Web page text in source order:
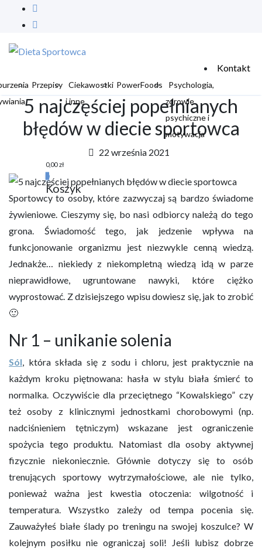
Przepisy Ciekawostki
i inne
PowerFoods
Psychologia,
zdrowie
psychiczne i
motywacja
Kontakt
0,00zł
Koszyk
5 najczęściej popełnianych
błędów w diecie sportowca
22 września 2021
Sportowcy to osoby, które zazwyczaj są bardzo świadome
żywieniowe. Cieszymy się, bo nasi odbiorcy należą do tego
grona. Świadomość tego, jak jedzenie wpływa na
funkcjonowanie organizmu jest niezwykle cenną wiedzą.
Jednakże… niekiedy z niekompletną wiedzą idą w parze
nieprawidłowe, ugruntowane nawyki, które ciężko
wyprostować. Z dzisiejszego wpisu dowiesz się, jak to zrobić
🙂
Nr 1 – unikanie solenia
Sól, która składa się z sodu i chloru, jest praktycznie na
każdym kroku piętnowana: hasła w stylu biała śmierć to
normalka. Oczywiście dla przeciętnego “Kowalskiego” czy
też osoby z klinicznymi jednostkami chorobowymi (np.
nadciśnieniem tętniczym) wskazane jest ograniczenie
spożycia tego produktu. Natomiast dla osoby aktywnej
fizycznie niekoniecznie. Głównie dotyczy się to osób
trenujących sportowy wytrzymałościowe, ale nie tylko,
ponieważ ważna jest kwestia otoczenia: wilgotność i
temperatura. Wszystko zależy od tempa pocenia się.
Zauważyłeś białe ślady po treningu na swojej koszulce? W
kolejnym posiłku nie ograniczaj soli! Jeśli lubisz dobrze